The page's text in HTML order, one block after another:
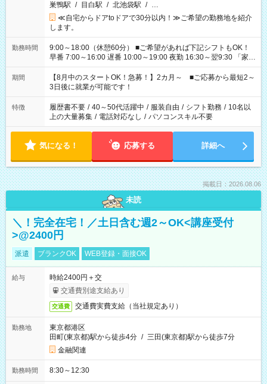
巣鴨駅 / 目白駅 / 北池袋駅 / …
≪自宅からドアtoドアで30分以内！≫ご希望の勤務地を紹介
します。
勤務時間
9:00～18:00（休憩60分） ■ご希望があれば下記シフトもOK！
早番 7:00～16:00 遅番 10:00～19:00 夜勤 16:30～翌9:30 「家族
と休みを合わせたい」 「余裕を持って夕飯の準備がしたい」
「できれば残業はしたくない」 など、ご希望を教えてください
ね。 ※Wワーク希望の方へ 今ご覧のお仕事で希望する勤務時間
と、もう1つのお仕事の勤務時間。 合計で週40時間を超える場
合は応募できません。
期間
【8月中のスタートOK！急募！】2カ月～ ■ご応募から最短2～
3日後に就業が可能です！
特徴 履歴書不要 / 40～50代活躍中 / 服装自由 / シフト勤務 / 10名以
上の大量募集 / 電話対応なし / パソコンスキル不要
気になる！ 応募する 詳細へ
掲載日：2026.08.06
未読
＼！完全在宅！／土日含む週2～OK<講座受付
>@2400円
派遣 ブランクOK WEB登録・面接OK
給与
時給2400円＋交
交通費別途支給あり
交通費 交通費実費支給（当社規定あり）
勤務地
東京都港区
田町(東京都)駅から徒歩4分 / 三田(東京都)駅から徒歩7分
金融関連
勤務時間 8:30～12:30